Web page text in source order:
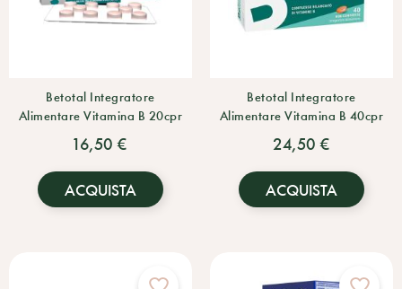
Betotal Integratore
Alimentare Vitamina B 20cpr
16,50 €
ACQUISTA
Betotal Integratore
Alimentare Vitamina B 40cpr
24,50 €
ACQUISTA